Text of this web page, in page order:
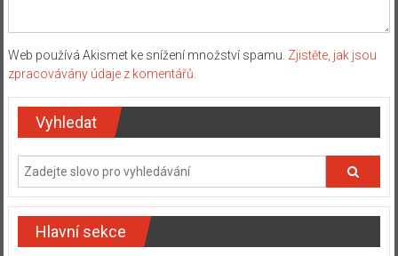
Web používá Akismet ke snížení množství spamu. Zjistěte, jak jsou
zpracovávány údaje z komentářů.
Vyhledat
Hlavní sekce